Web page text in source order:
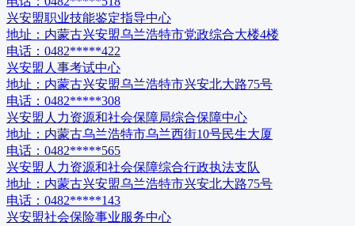
兴安盟职业技能鉴定指导中心
地址： 内蒙古兴安盟乌兰浩特市党政综合大楼4楼
电话： 0482*****422
兴安盟人事考试中心
地址： 内蒙古兴安盟乌兰浩特市兴安北大路75号
电话： 0482*****308
兴安盟人力资源和社会保障局综合保障中心
地址： 内蒙古乌兰浩特市乌兰西街10号民生大厦
电话： 0482*****565
兴安盟人力资源和社会保障综合行政执法支队
地址： 内蒙古兴安盟乌兰浩特市兴安北大路75号
电话： 0482*****143
兴安盟社会保险事业服务中心